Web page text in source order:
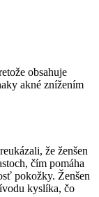
obsahuje
akné znížením
že ženšen
čím pomáha
pokožky. Ženšen
kyslíka, čo